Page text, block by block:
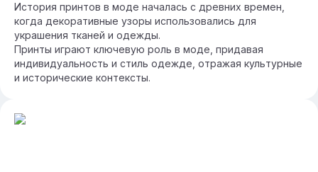
История принтов в моде началась с древних времен,
когда декоративные узоры использовались для
украшения тканей и одежды.
Принты играют ключевую роль в моде, придавая
индивидуальность и стиль одежде, отражая культурные
и исторические контексты.